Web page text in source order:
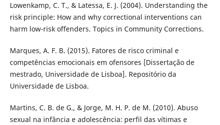
Lowenkamp, C. T., & Latessa, E. J. (2004). Understanding the
risk principle: How and why correctional interventions can
harm low-risk offenders. Topics in Community Corrections.
Marques, A. F. B. (2015). Fatores de risco criminal e
competências emocionais em ofensores [Dissertação de
mestrado, Universidade de Lisboa]. Repositório da
Universidade de Lisboa.
Martins, C. B. de G., & Jorge, M. H. P. de M. (2010). Abuso
sexual na infância e adolescência: perfil das vítimas e